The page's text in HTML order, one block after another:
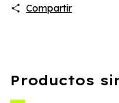
Compartir
Productos